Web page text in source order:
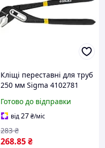
Кліщі переставні для труб
250 мм Sigma 4102781
Готово до відправки
від27₴/міс
268.85₴
283 ₴